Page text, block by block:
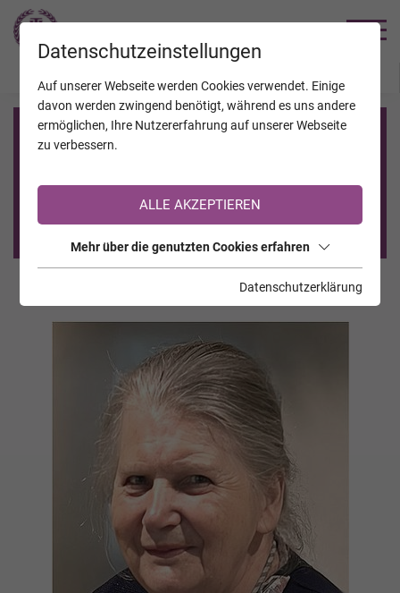
Registrierung auf TrauerHilfe.it
Sie sind noch nicht auf TrauerHilfe.it registriert?
>> zur kostenlosen Registrierung <<
Datenschutzeinstellungen
Auf unserer Webseite werden Cookies verwendet. Einige
davon werden zwingend benötigt, während es uns andere
ermöglichen, Ihre Nutzererfahrung auf unserer Webseite
zu verbessern.
ALLE AKZEPTIEREN
Mehr über die genutzten Cookies erfahren
Datenschutzerklärung
JAHRESTAGE KALENDER VERSTORBENE